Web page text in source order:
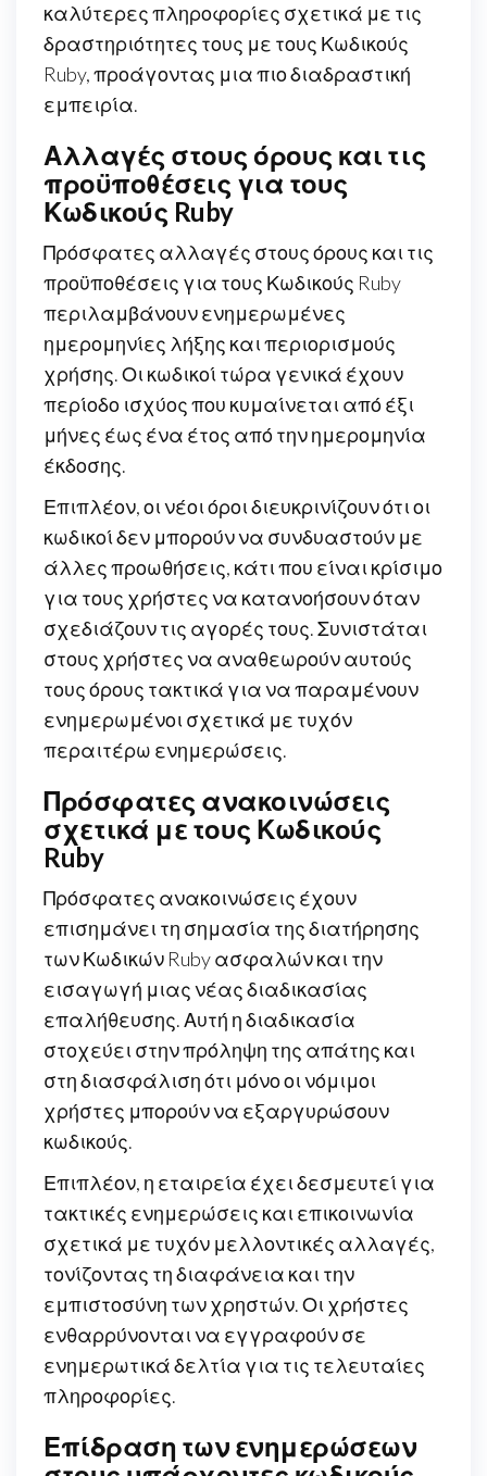
καλύτερες πληροφορίες σχετικά με τις
δραστηριότητες τους με τους Κωδικούς
Ruby, προάγοντας μια πιο διαδραστική
εμπειρία.
Αλλαγές στους όρους και τις
προϋποθέσεις για τους
Κωδικούς Ruby
Πρόσφατες αλλαγές στους όρους και τις
προϋποθέσεις για τους Κωδικούς Ruby
περιλαμβάνουν ενημερωμένες
ημερομηνίες λήξης και περιορισμούς
χρήσης. Οι κωδικοί τώρα γενικά έχουν
περίοδο ισχύος που κυμαίνεται από έξι
μήνες έως ένα έτος από την ημερομηνία
έκδοσης.
Επιπλέον, οι νέοι όροι διευκρινίζουν ότι οι
κωδικοί δεν μπορούν να συνδυαστούν με
άλλες προωθήσεις, κάτι που είναι κρίσιμο
για τους χρήστες να κατανοήσουν όταν
σχεδιάζουν τις αγορές τους. Συνιστάται
στους χρήστες να αναθεωρούν αυτούς
τους όρους τακτικά για να παραμένουν
ενημερωμένοι σχετικά με τυχόν
περαιτέρω ενημερώσεις.
Πρόσφατες ανακοινώσεις
σχετικά με τους Κωδικούς
Ruby
Πρόσφατες ανακοινώσεις έχουν
επισημάνει τη σημασία της διατήρησης
των Κωδικών Ruby ασφαλών και την
εισαγωγή μιας νέας διαδικασίας
επαλήθευσης. Αυτή η διαδικασία
στοχεύει στην πρόληψη της απάτης και
στη διασφάλιση ότι μόνο οι νόμιμοι
χρήστες μπορούν να εξαργυρώσουν
κωδικούς.
Επιπλέον, η εταιρεία έχει δεσμευτεί για
τακτικές ενημερώσεις και επικοινωνία
σχετικά με τυχόν μελλοντικές αλλαγές,
τονίζοντας τη διαφάνεια και την
εμπιστοσύνη των χρηστών. Οι χρήστες
ενθαρρύνονται να εγγραφούν σε
ενημερωτικά δελτία για τις τελευταίες
πληροφορίες.
Επίδραση των ενημερώσεων